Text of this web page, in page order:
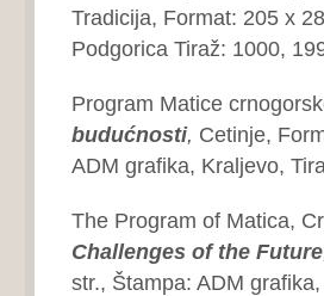
Tradicija, Format: 205 x
Podgorica Tiraž: 1000,
Program Matice
budućnosti, Cetinje,
ADM grafika, Kraljevo,
The Program of Matica,
Challenges of the Future
str., Štampa: ADM